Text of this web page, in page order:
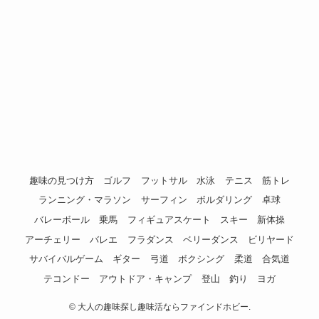
趣味の見つけ方 ゴルフ フットサル 水泳 テニス
筋トレ
ランニング・マラソン
サーフィン ボルダリング
卓球
バレーボール
乗馬 フィギュアスケート スキー
新体操
アーチェリー
バレエ フラダンス ベリーダンス
ビリヤード
サバイバルゲーム
ギター 弓道 ボクシング 柔道
合気道
テコンドー
アウトドア・キャンプ 登山 釣り ヨガ
©大人の趣味探し趣味活ならファインドホビー.